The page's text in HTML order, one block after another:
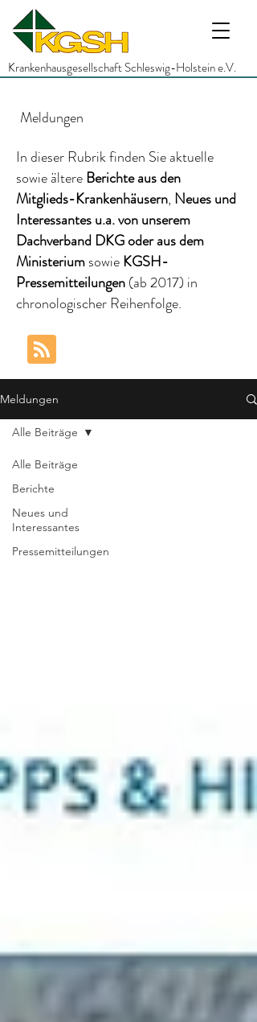
Krankenhausgesellschaft Schleswig-Holstein e.V.
Meldungen
In dieser Rubrik finden Sie aktuelle
sowie ältereBerichteaus den
Mitglieds-Krankenhäusern, Neues und
Interessantesu.a.von unserem
Dachverband DKGoder aus dem
MinisteriumsowieKGSH-
Pressemitteilungen(ab 2017) in
chronologischer Reihenfolge.
Meldungen
Alle Beiträge
Berichte
Neues und
Interessantes
Pressemitteilungen
Alle Beiträge